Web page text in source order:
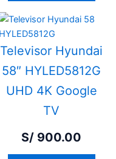
Televisor Hyundai
58″ HYLED5812G
UHD 4K Google
TV
S/ 900.00